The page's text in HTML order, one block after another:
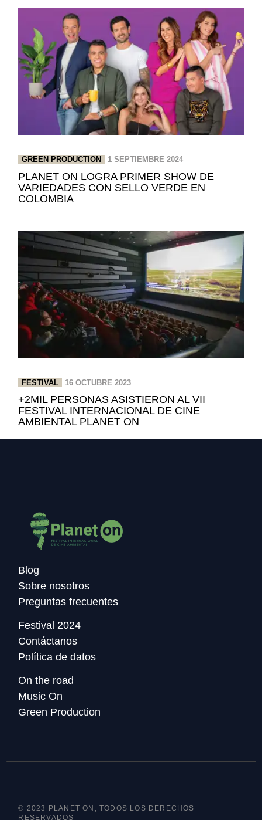
GREEN PRODUCTION 1 SEPTIEMBRE 2024
PLANET ON LOGRA PRIMER SHOW DE
VARIEDADES CON SELLO VERDE EN
COLOMBIA
FESTIVAL 16 OCTUBRE 2023
+2MIL PERSONAS ASISTIERON AL VII
FESTIVAL INTERNACIONAL DE CINE
AMBIENTAL PLANET ON
Blog
Sobre nosotros
Preguntas frecuentes
Festival 2024
Contáctanos
Política de datos
On the road
Music On
Green Production
© 2023 PLANET ON, TODOS LOS DERECHOS
RESERVADOS